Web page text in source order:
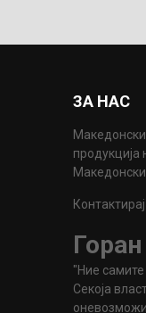
ЗА НАС
"Ние
Секоја